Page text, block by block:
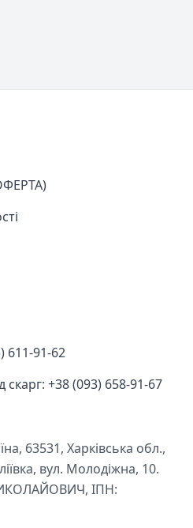
611-91-62
скарг: +38 (093) 658-91-67
63531, Харківська обл.,
вул. Молодіжна, 10.
ІПН: